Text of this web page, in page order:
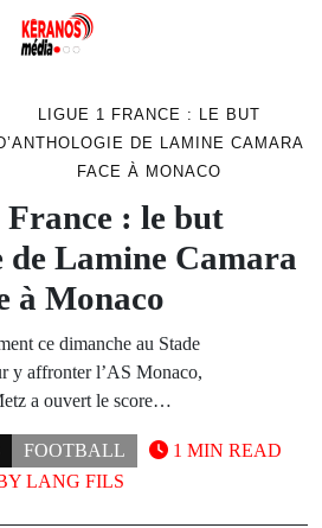
LIGUE 1 FRANCE : LE BUT
DE LAMINE CAMARA
FACE À MONACO
: le but
de Lamine Camara
à Monaco
ce dimanche au Stade
y affronter l’AS Monaco,
a ouvert le score…
FOOTBALL
LANG FILS
1 MIN READ